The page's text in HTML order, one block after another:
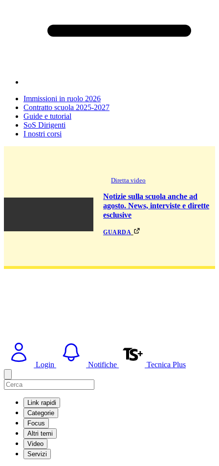
Immissioni in ruolo 2026
Contratto scuola 2025-2027
Guide e tutorial
SoS Dirigenti
I nostri corsi
Diretta video
Notizie sulla scuola anche ad
agosto. News, interviste e dirette
esclusive
guarda
Login Notifiche Tecnica Plus
Link rapidi
Categorie
Focus
Altri temi
Video
Servizi